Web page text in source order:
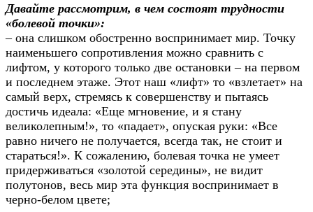
Давайте рассмотрим, в чем состоят трудности
«болевой точки»:
– она слишком обостренно воспринимает мир. Точку
наименьшего сопротивления можно сравнить с
лифтом, у которого только две остановки – на первом
и последнем этаже. Этот наш «лифт» то «взлетает» на
самый верх, стремясь к совершенству и пытаясь
достичь идеала: «Еще мгновение, и я стану
великолепным!», то «падает», опуская руки: «Все
равно ничего не получается, всегда так, не стоит и
стараться!». К сожалению, болевая точка не умеет
придерживаться «золотой середины», не видит
полутонов, весь мир эта функция воспринимает в
черно-белом цвете;